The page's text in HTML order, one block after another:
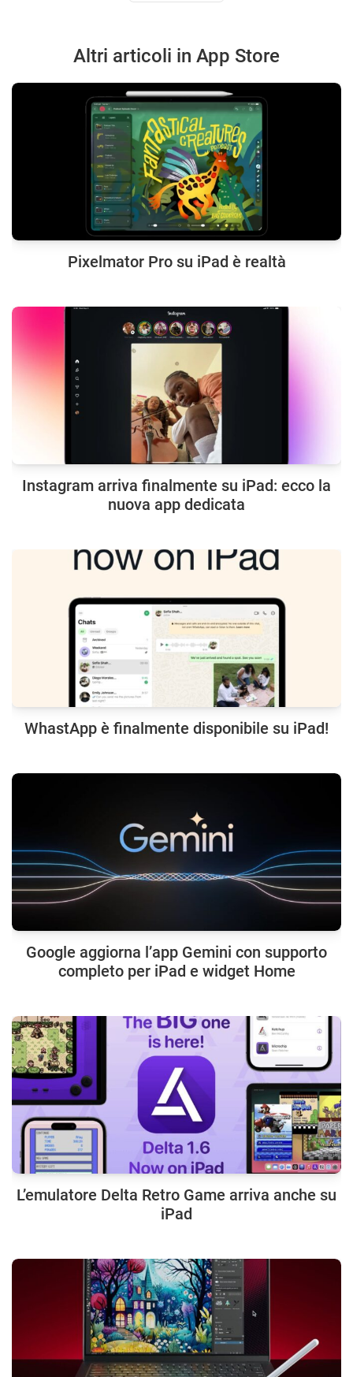
Altri articoli in App Store
Pixelmator Pro su iPad è realtà
Instagram arriva finalmente su iPad: ecco la
nuova app dedicata
WhastApp è finalmente disponibile su iPad!
Google aggiorna l’app Gemini con supporto
completo per iPad e widget Home
L’emulatore Delta Retro Game arriva anche su
iPad